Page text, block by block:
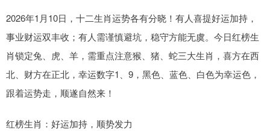
2026年1月10日，十二生肖运势各有分晓！有人喜提好运加持，
事业财运双丰收；有人需谨慎避坑，稳守方能无虞。今日红榜生
肖锁定兔、虎、羊，需重点注意猴、猪、蛇三大生肖，喜方在西
北、财方在正北，幸运数字1、9，黑色、蓝色、白色为幸运色，
跟着运势走，顺遂自然来！
红榜生肖：好运加持，顺势发力